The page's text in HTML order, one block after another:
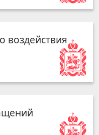
воздействия